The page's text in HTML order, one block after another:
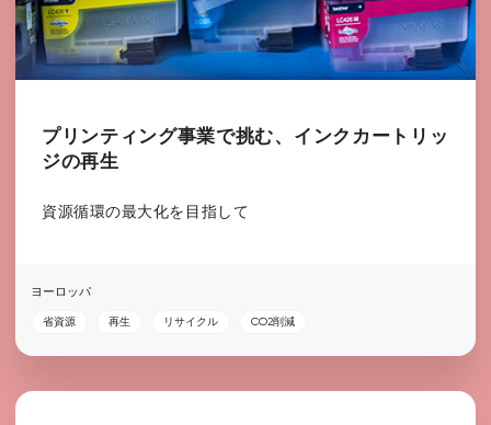
プリンティング事業で挑む、インクカートリッ
ジの再生
資源循環の最大化を目指して
ヨーロッパ
省資源 再生 リサイクル CO2削減